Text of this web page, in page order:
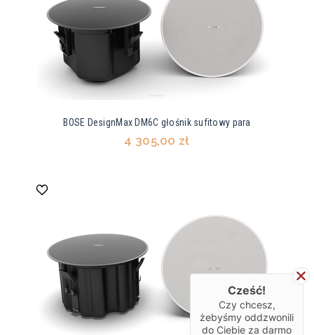
BOSE DesignMax DM6C głośnik sufitowy para
4 305,00 zł
Cześć!
Czy chcesz,
żebyśmy oddzwonili
do Ciebie za darmo